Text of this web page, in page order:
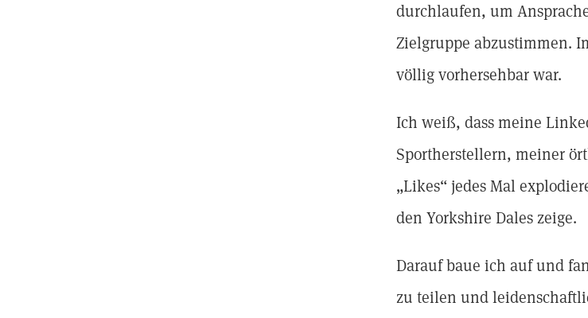
durchlaufen, um
Zielgruppe abzustimmen.
völlig vorhersehbar war.
Ich weiß, dass meine
Sportherstellern, meiner
„Likes“ jedes Mal
den Yorkshire Dales zeige.
Darauf baue ich auf und
zu teilen und